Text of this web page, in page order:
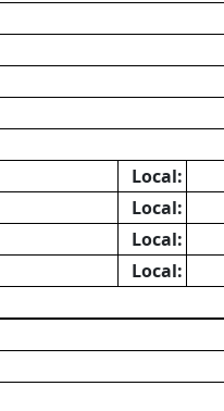
Local:
Local:
Local:
Local: